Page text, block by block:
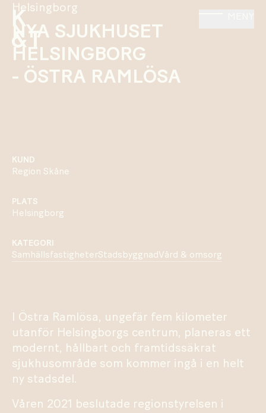
Helsingborg
NYA SJUKHUSET
HELSINGBORG
- ÖSTRA RAMLÖSA
KUND
Region Skåne
PLATS
Helsingborg
KATEGORI
SamhällsfastigheterStadsbyggnadVård & omsorg
I Östra Ramlösa, ungefär fem kilometer
utanför Helsingborgs centrum, planeras ett
modernt, hållbart och framtidssäkrat
sjukhusområde som kommer ingå i en helt
ny stadsdel.
Våren 2021 beslutade regionstyrelsen i